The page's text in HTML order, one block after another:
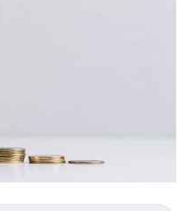
è rovinata». Investitori
panico dopo lo scoppio
AI